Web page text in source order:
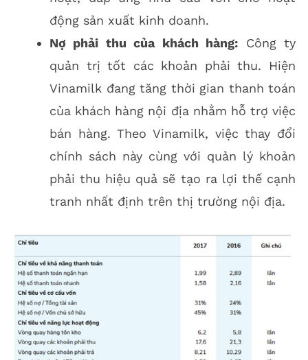
động sản xuất kinh doanh.
Nợ phải thu của khách hàng: Công ty
quản trị tốt các khoản phải thu. Hiện
Vinamilk đang tăng thời gian thanh toán
của khách hàng nội địa nhằm hỗ trợ việc
bán hàng. Theo Vinamilk, việc thay đổi
chính sách này cùng với quản lý khoản
phải thu hiệu quả sẽ tạo ra lợi thế cạnh
tranh nhất định trên thị trường nội địa.